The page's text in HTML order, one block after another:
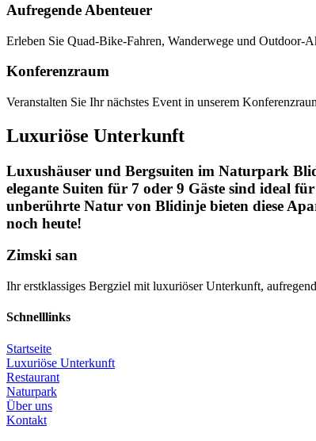
Aufregende Abenteuer
Erleben Sie Quad-Bike-Fahren, Wanderwege und Outdoor-
Konferenzraum
Veranstalten Sie Ihr nächstes Event in unserem
Luxuriöse Unterkunft
Luxushäuser und Bergsuiten im Naturpark
elegante Suiten für 7 oder 9 Gäste sind ideal
unberührte Natur von Blidinje bieten diese
noch heute!
Zimski san
Ihr erstklassiges Bergziel mit luxuriöser Unterkunft,
Schnelllinks
Startseite
Luxuriöse Unterkunft
Restaurant
Naturpark
Über uns
Kontakt